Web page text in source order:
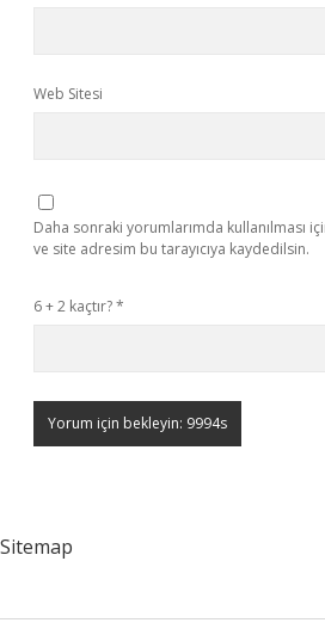
Web Sitesi
Daha sonraki yorumlarımda kullanılması
ve site adresim bu tarayıcıya kaydedilsin.
6 + 2 kaçtır?*
Sitemap